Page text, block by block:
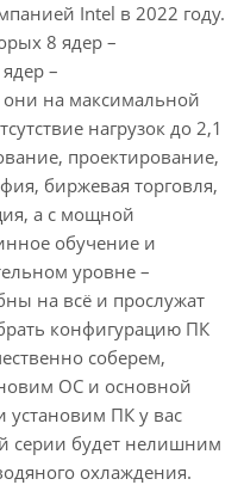
Intel в 2022 году.
8 ядер –
–
они на максимальной
нагрузок до 2,1
проектирование,
биржевая торговля,
а с мощной
обучение и
уровне –
на всё и прослужат
конфигурацию ПК
соберем,
ОС и основной
установим ПК у вас
серии будет нелишним
охлаждения.